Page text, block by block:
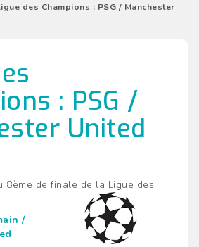
des Champions : PSG / Manchester
: PSG /
United
8ème de finale de la Ligue des
/